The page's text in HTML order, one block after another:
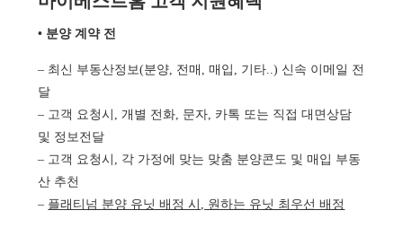
• 분양 계약 전
– 최신 부동산정보(분양, 전매, 매입, 기타..) 신속 이메일 전
달
– 고객 요청시, 개별 전화, 문자, 카톡 또는 직접 대면상담
및 정보전달
– 고객 요청시, 각 가정에 맞는 맞춤 분양콘도 및 매입 부동
산 추천
– 플래티넘 분양 유닛 배정 시, 원하는 유닛 최우선 배정